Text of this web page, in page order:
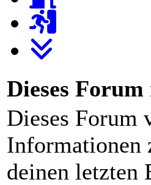
Registrierung
Dieses
Dieses Forum
Informationen
deinen letzten